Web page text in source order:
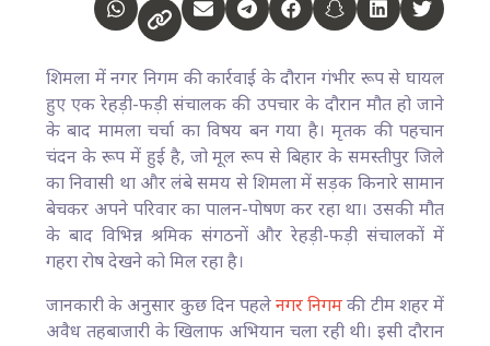
शिमला में नगर निगम की कार्रवाई के दौरान गंभीर रूप से घायल
हुए एक रेहड़ी-फड़ी संचालक की उपचार के दौरान मौत हो जाने
के बाद मामला चर्चा का विषय बन गया है। मृतक की पहचान
चंदन के रूप में हुई है, जो मूल रूप से बिहार के समस्तीपुर जिले
का निवासी था और लंबे समय से शिमला में सड़क किनारे सामान
बेचकर अपने परिवार का पालन-पोषण कर रहा था। उसकी मौत
के बाद विभिन्न श्रमिक संगठनों और रेहड़ी-फड़ी संचालकों में
गहरा रोष देखने को मिल रहा है।
जानकारी के अनुसार कुछ दिन पहलेनगर निगमकी टीम शहर में
अवैध तहबाजारी के खिलाफ अभियान चला रही थी। इसी दौरान